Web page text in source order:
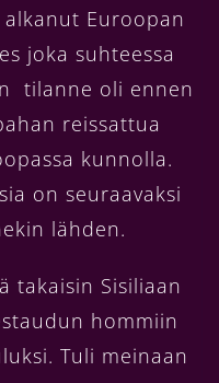
Euroopan
joka suhteessa
tilanne oli ennen
reissattua
kunnolla.
on seuraavaksi
lähden.
takaisin Sisiliaan
hommiin
Tuli meinaan